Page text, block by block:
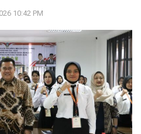
10:42 PM